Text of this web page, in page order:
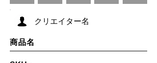
クリエイター名
商品名